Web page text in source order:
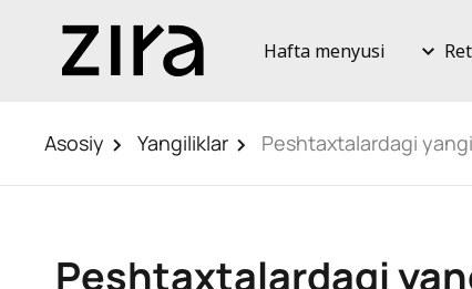
Hafta menyusi
Asosiy Yangiliklar Peshtaxtalardagi
Peshtaxtalardagi